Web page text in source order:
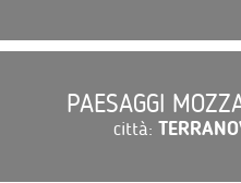
PAESAGGI
città: